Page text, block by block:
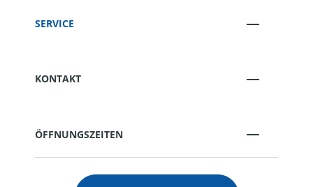
SERVICE
KONTAKT
ÖFFNUNGSZEITEN